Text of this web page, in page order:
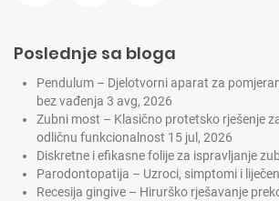
Poslednje sa bloga
Pendulum – Djelotvorni aparat za
bez vađenja 3 avg, 2026
Zubni most – Klasično protetsko rješenje
odličnu funkcionalnost 15 jul, 2026
Diskretne i efikasne folije za ispravljanje
Parodontopatija – Uzroci, simptomi i
Recesija gingive – Hirurško rješavanje